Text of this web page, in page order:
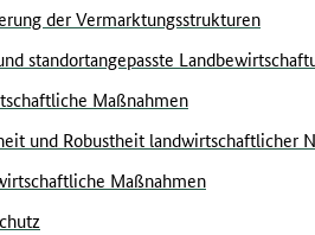
der Vermarktungsstrukturen
standortangepasste
Maßnahmen
und Robustheit landwirtschaftlicher
Maßnahmen